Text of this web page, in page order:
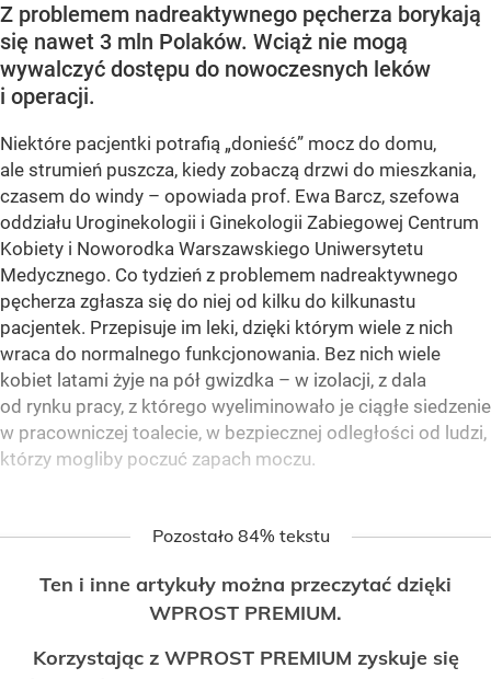
Z problemem nadreaktywnego pęcherza borykają
się nawet 3 mln Polaków. Wciąż nie mogą
wywalczyć dostępu do nowoczesnych leków
i operacji.
Niektóre pacjentki potrafią „donieść” mocz do domu,
ale strumień puszcza, kiedy zobaczą drzwi do mieszkania,
czasem do windy – opowiada prof. Ewa Barcz, szefowa
oddziału Uroginekologii i Ginekologii Zabiegowej Centrum
Kobiety i Noworodka Warszawskiego Uniwersytetu
Medycznego. Co tydzień z problemem nadreaktywnego
pęcherza zgłasza się do niej od kilku do kilkunastu
pacjentek. Przepisuje im leki, dzięki którym wiele z nich
wraca do normalnego funkcjonowania. Bez nich wiele
kobiet latami żyje na pół gwizdka – w izolacji, z dala
od rynku pracy, z którego wyeliminowało je ciągłe siedzenie
w pracowniczej toalecie, w bezpiecznej odległości od ludzi,
którzy mogliby poczuć zapach moczu.
Pozostało 84% tekstu
Ten i inne artykuły można przeczytać dzięki
WPROST PREMIUM.
Korzystając z WPROST PREMIUM zyskuje się